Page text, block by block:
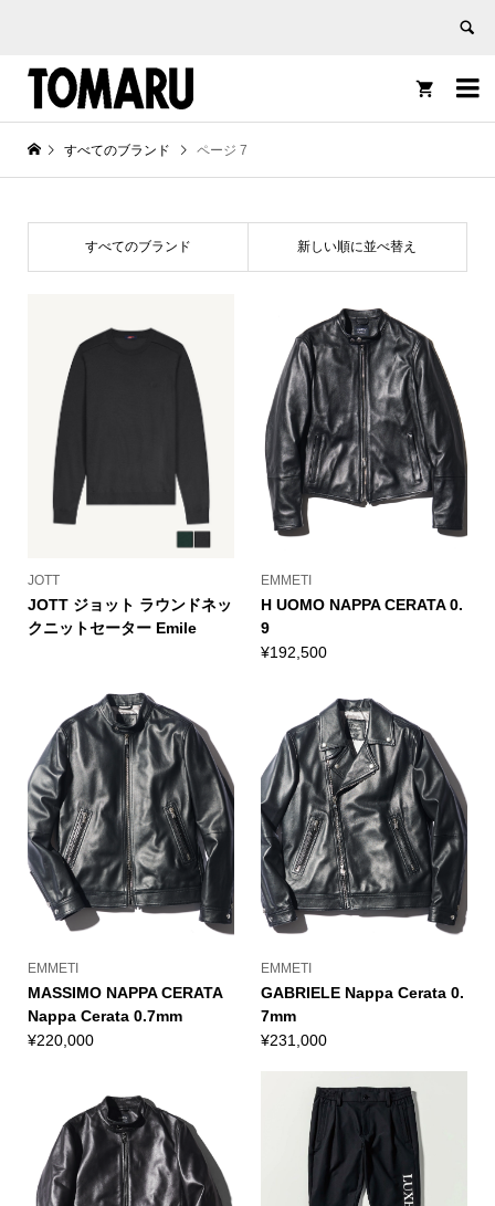


すべてのブランド ページ 7
すべてのブランド 新しい順に並べ替え
JOTT
JOTT ジョット ラウンドネッ
クニットセーター Emile
EMMETI
H UOMO NAPPA CERATA 0.
9
¥192,500
EMMETI
MASSIMO NAPPA CERATA
Nappa Cerata 0.7mm
¥220,000
EMMETI
GABRIELE Nappa Cerata 0.
7mm
¥231,000